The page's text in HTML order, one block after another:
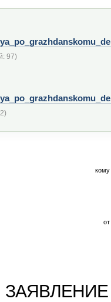
97)
кому
от
ЗАЯВЛЕНИЕ